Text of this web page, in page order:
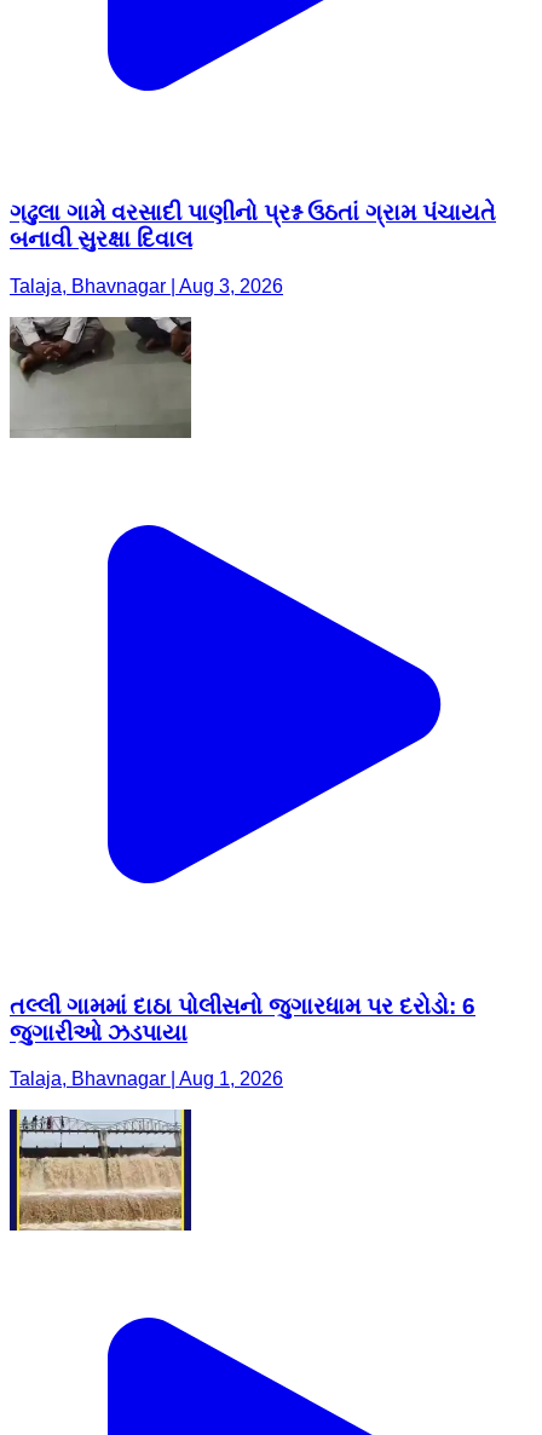
ગઢુલા ગામે વરસાદી પાણીનો પ્રશ્ન ઉઠતાં ગ્રામ પંચાયતે
બનાવી સુરક્ષા દિવાલ
Talaja, Bhavnagar | Aug 3, 2026
તલ્લી ગામમાં દાઠા પોલીસનો જુગારધામ પર દરોડો: 6
જુગારીઓ ઝડપાયા
Talaja, Bhavnagar | Aug 1, 2026